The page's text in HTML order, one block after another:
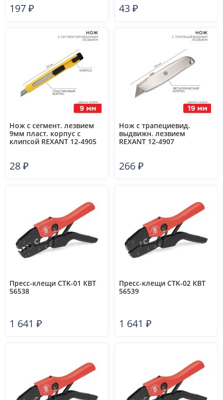
197₽ 43₽
Нож с сегмент. лезвием
9мм пласт. корпус с
клипсой REXANT 12-4905
28₽
Нож с трапециевид.
выдвижн. лезвием
REXANT 12-4907
266₽
Пресс-клещи CTK-01 КВТ
56538
1 641 ₽
Пресс-клещи CTK-02 КВТ
56539
1 641 ₽